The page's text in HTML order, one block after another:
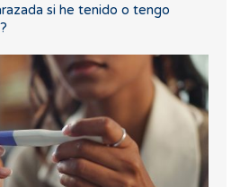
si he tenido o tengo